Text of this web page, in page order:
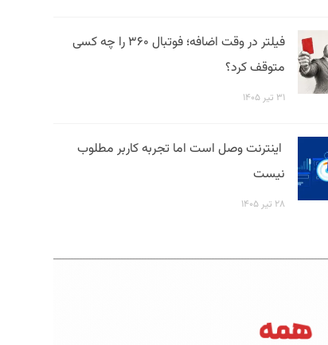
فیلتر در وقت اضافه؛ فوتبال ۳۶۰ را چه کسی
متوقف کرد؟
۳۱ تیر ۱۴۰۵
اینترنت وصل است اما تجربه کاربر مطلوب
نیست
۲۸ تیر ۱۴۰۵